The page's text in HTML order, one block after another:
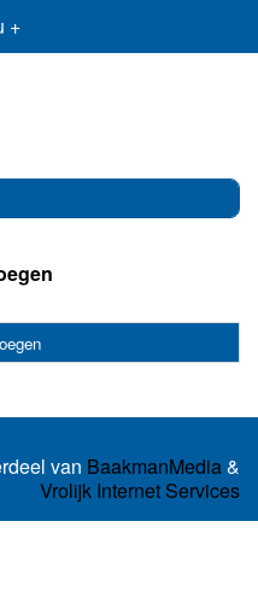
+
van BaakmanMedia&
Vrolijk Internet Services